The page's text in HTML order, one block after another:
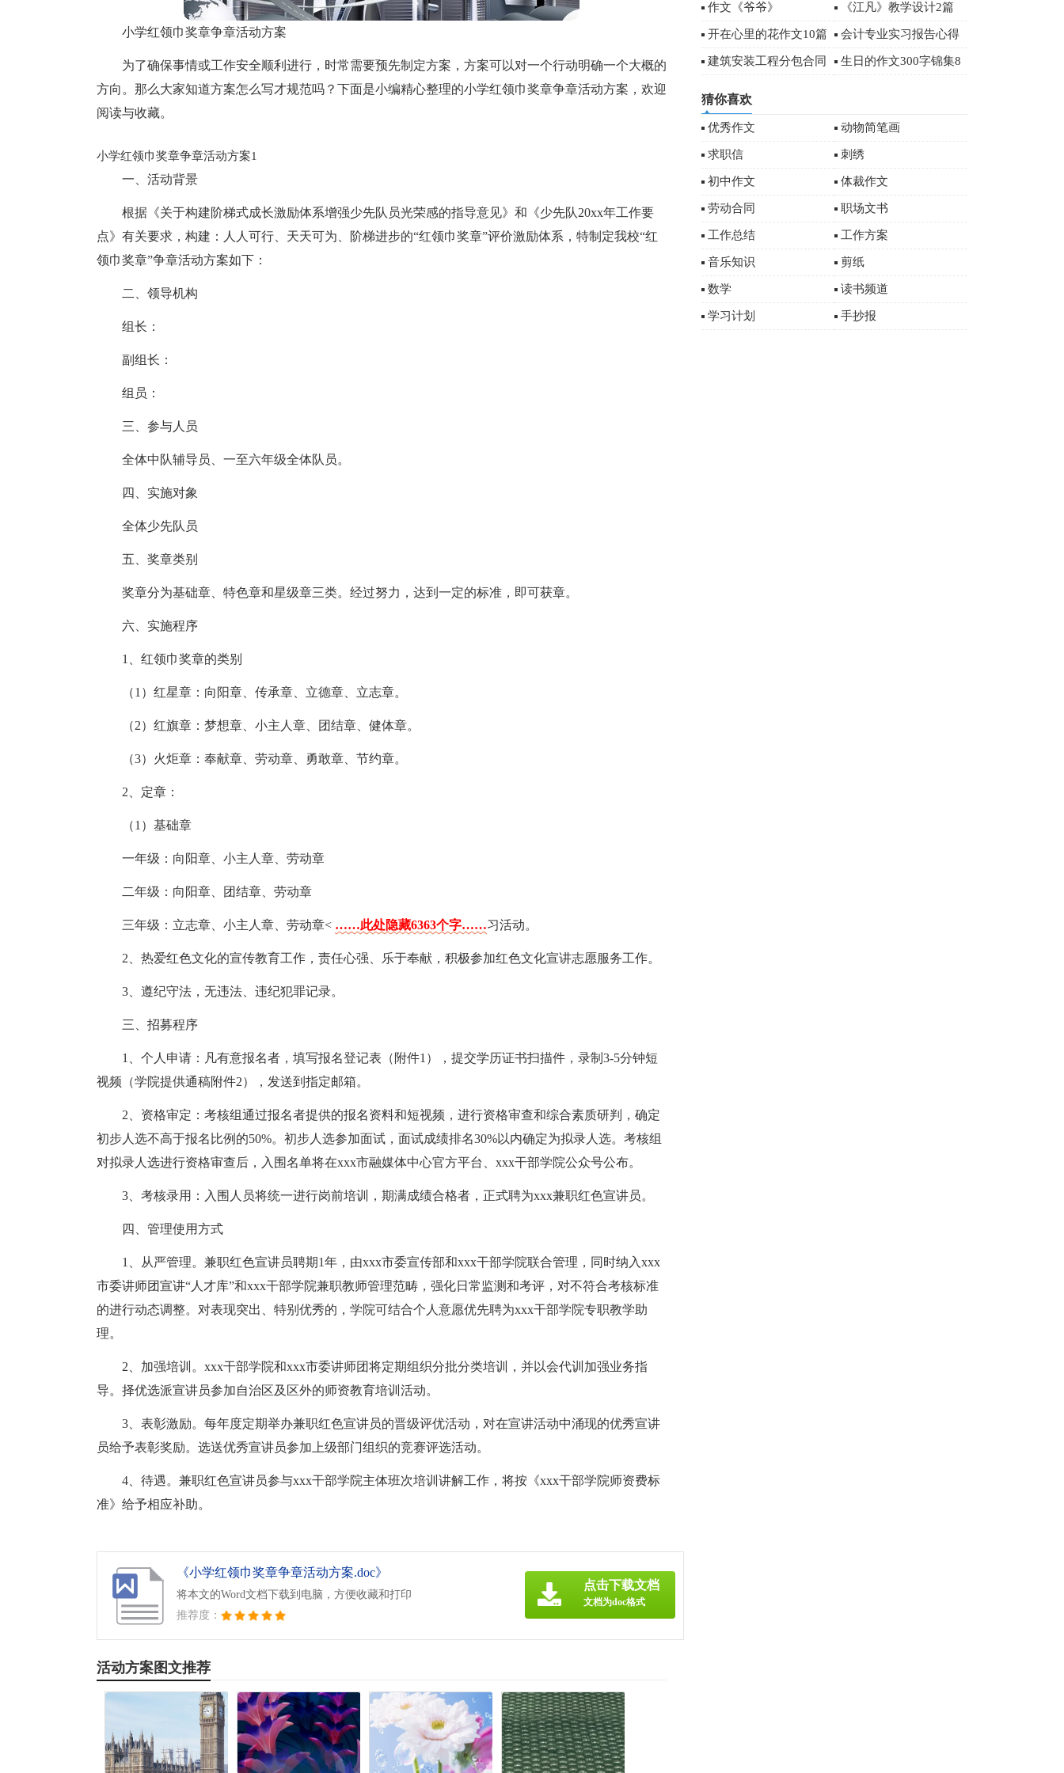
小学红领巾奖章争章活动方案
为了确保事情或工作安全顺利进行，时常需要预先制定方案，方案可以对一个行动明确一个大概的
方向。那么大家知道方案怎么写才规范吗？下面是小编精心整理的小学红领巾奖章争章活动方案，欢迎
阅读与收藏。
小学红领巾奖章争章活动方案1
一、活动背景
根据《关于构建阶梯式成长激励体系增强少先队员光荣感的指导意见》和《少先队20xx年工作要
点》有关要求，构建：人人可行、天天可为、阶梯进步的“红领巾奖章”评价激励体系，特制定我校“红
领巾奖章”争章活动方案如下：
二、领导机构
组长：
副组长：
组员：
三、参与人员
全体中队辅导员、一至六年级全体队员。
四、实施对象
全体少先队员
五、奖章类别
奖章分为基础章、特色章和星级章三类。经过努力，达到一定的标准，即可获章。
六、实施程序
1、红领巾奖章的类别
（1）红星章：向阳章、传承章、立德章、立志章。
（2）红旗章：梦想章、小主人章、团结章、健体章。
（3）火炬章：奉献章、劳动章、勇敢章、节约章。
2、定章：
（1）基础章
一年级：向阳章、小主人章、劳动章
二年级：向阳章、团结章、劳动章
三年级：立志章、小主人章、劳动章< ……此处隐藏6363个字……习活动。
2、热爱红色文化的宣传教育工作，责任心强、乐于奉献，积极参加红色文化宣讲志愿服务工作。
3、遵纪守法，无违法、违纪犯罪记录。
三、招募程序
1、个人申请：凡有意报名者，填写报名登记表（附件1），提交学历证书扫描件，录制3-5分钟短
视频（学院提供通稿附件2），发送到指定邮箱。
2、资格审定：考核组通过报名者提供的报名资料和短视频，进行资格审查和综合素质研判，确定
初步人选不高于报名比例的50%。初步人选参加面试，面试成绩排名30%以内确定为拟录人选。考核组
对拟录人选进行资格审查后，入围名单将在xxx市融媒体中心官方平台、xxx干部学院公众号公布。
3、考核录用：入围人员将统一进行岗前培训，期满成绩合格者，正式聘为xxx兼职红色宣讲员。
四、管理使用方式
1、从严管理。兼职红色宣讲员聘期1年，由xxx市委宣传部和xxx干部学院联合管理，同时纳入xxx
市委讲师团宣讲“人才库”和xxx干部学院兼职教师管理范畴，强化日常监测和考评，对不符合考核标准
的进行动态调整。对表现突出、特别优秀的，学院可结合个人意愿优先聘为xxx干部学院专职教学助
理。
2、加强培训。xxx干部学院和xxx市委讲师团将定期组织分批分类培训，并以会代训加强业务指
导。择优选派宣讲员参加自治区及区外的师资教育培训活动。
3、表彰激励。每年度定期举办兼职红色宣讲员的晋级评优活动，对在宣讲活动中涌现的优秀宣讲
员给予表彰奖励。选送优秀宣讲员参加上级部门组织的竞赛评选活动。
4、待遇。兼职红色宣讲员参与xxx干部学院主体班次培训讲解工作，将按《xxx干部学院师资费标
准》给予相应补助。
《小学红领巾奖章争章活动方案.doc》
将本文的Word文档下载到电脑，方便收藏和打印
推荐度：
点击下载文档
文档为doc格式
活动方案图文推荐
作文500字汇总8篇
作文《爷爷》 《江凡》教学设计2篇
开在心里的花作文10篇 会计专业实习报告心得
体会精选
建筑安装工程分包合同 生日的作文300字锦集8
猜你喜欢
优秀作文 动物简笔画
求职信 刺绣
初中作文 体裁作文
劳动合同 职场文书
工作总结 工作方案
音乐知识 剪纸
数学 读书频道
学习计划 手抄报